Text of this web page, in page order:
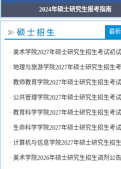
2024年硕士研究生报考指南
最
· 美术学院2027年硕士研究生招生考试初
· 地理与旅游学院2027年硕士研究生招生
· 教师教育学院2027年硕士研究生招生考
· 公共管理学院2027年硕士研究生招生考
· 教育科学学院2027年硕士研究生招生考
· 生命科学学院2027年硕士研究生招生考
· 计算机与信息学院2027年硕士研究生招
· 美术学院2026年硕士研究生招生调剂公告